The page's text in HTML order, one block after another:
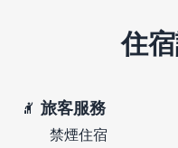
住
旅客服務
禁煙住宿